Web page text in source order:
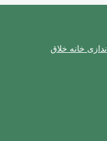
خانه خلاق